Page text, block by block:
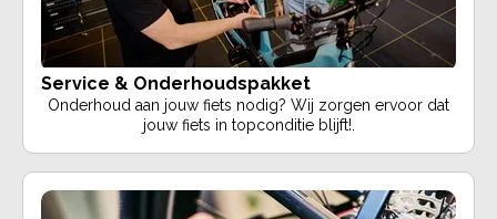
Service & Onderhoudspakket
Onderhoud aan jouw fiets nodig? Wij zorgen ervoor dat
jouw fiets in topconditie blijft!.